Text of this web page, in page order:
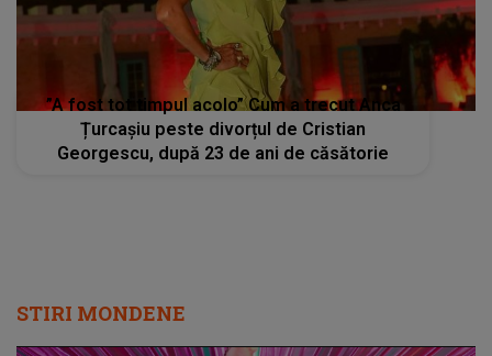
”A fost tot timpul acolo” Cum a trecut Anca
Țurcașiu peste divorțul de Cristian
Georgescu, după 23 de ani de căsătorie
STIRI MONDENE